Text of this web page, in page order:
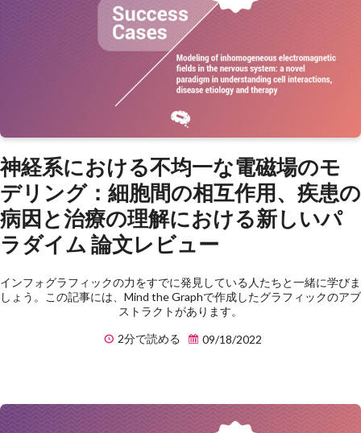
神経系における不均一な電磁場のモ
デリング：細胞間の相互作用、疾患の
病因と治療の理解における新しいパ
ラダイム 論文レビュー
インフォグラフィックの力をすでに発見している人たちと一緒に学びま
しょう。この記事には、Mind the Graphで作成したグラフィックのアブ
ストラクトがあります。
2分で読める
09/18/2022